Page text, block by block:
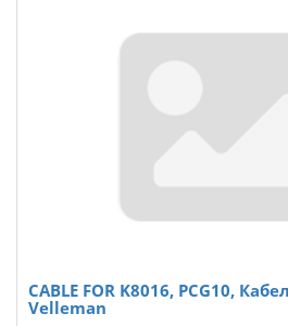
CABLE FOR K8016, PCG10,
Velleman